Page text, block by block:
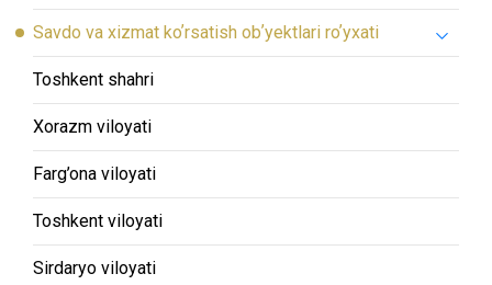
Savdo va xizmat koʼrsatish obʼyektlari roʼyxati
Toshkent shahri
Xorazm viloyati
Farg’ona viloyati
Toshkent viloyati
Sirdaryo viloyati